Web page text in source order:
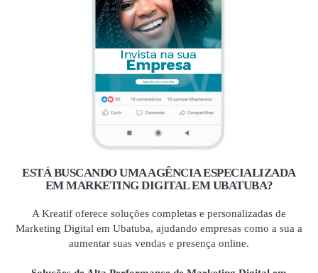
ESTÁ BUSCANDO UMA AGÊNCIA ESPECIALIZADA
EM MARKETING DIGITAL EM UBATUBA?
A Kreatif oferece soluções completas e personalizadas de
Marketing Digital em Ubatuba, ajudando empresas como a sua a
aumentar suas vendas e presença online.